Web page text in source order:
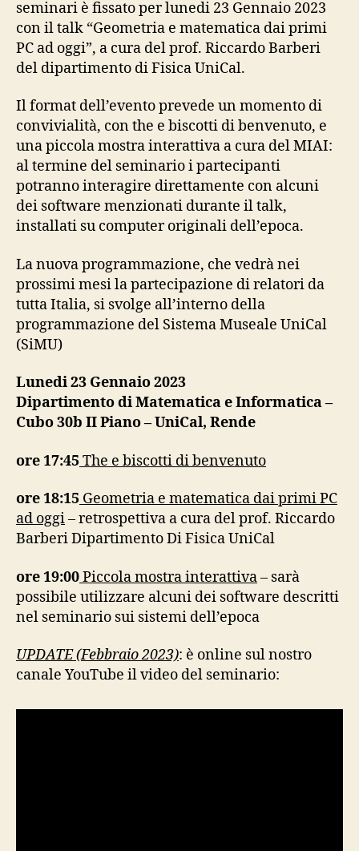
seminari è fissato per lunedi 23 Gennaio 2023
con il talk “Geometria e matematica dai primi
PC ad oggi”, a cura del prof. Riccardo Barberi
del dipartimento di Fisica UniCal.
Il format dell’evento prevede un momento di
convivialità, con the e biscotti di benvenuto, e
una piccola mostra interattiva a cura del MIAI:
al termine del seminario i partecipanti
potranno interagire direttamente con alcuni
dei software menzionati durante il talk,
installati su computer originali dell’epoca.
La nuova programmazione, che vedrà nei
prossimi mesi la partecipazione di relatori da
tutta Italia, si svolge all’interno della
programmazione del Sistema Museale UniCal
(SiMU)
Lunedi 23 Gennaio 2023
Dipartimento di Matematica e Informatica –
Cubo 30b II Piano – UniCal, Rende
ore 17:45 The e biscotti di benvenuto
ore 18:15 Geometria e matematica dai primi PC
ad oggi– retrospettiva a cura del prof. Riccardo
Barberi Dipartimento Di Fisica UniCal
ore 19:00Piccola mostra interattiva– sarà
possibile utilizzare alcuni dei software descritti
nel seminario sui sistemi dell’epoca
UPDATE (Febbraio 2023): è online sul nostro
canale YouTube il video del seminario: